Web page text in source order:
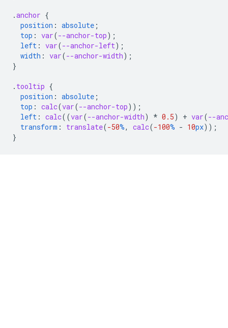
.anchor {
position : absolute ;
top : var(--anchor-top);
left : var(--anchor-left);
width : var(--anchor-width);
}
. tooltip {
position : absolute ;
top : calc(var(--anchor-top));
left : calc( (var(--anchor-width) * 0.5) + var(--
transform : translate(-50%, calc(-100% - 10px));
}